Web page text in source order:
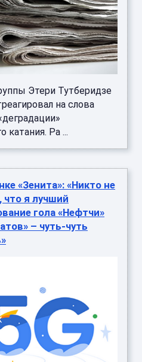
Этери Тутберидзе
на слова
катания. Ра ...
«Зенита»: «Никто не
я лучший
гола «Нефтчи»
– чуть-чуть